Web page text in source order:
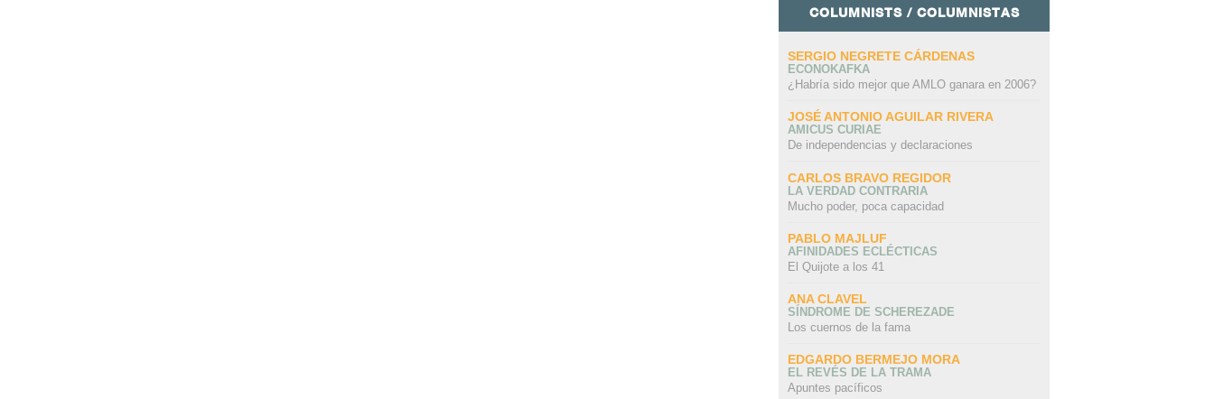
COLUMNISTS / COLUMNISTAS
SERGIO NEGRETE CÁRDENAS
ECONOKAFKA
¿Habría sido mejor que AMLO ganara en 2006?
JOSÉ ANTONIO AGUILAR RIVERA
AMICUS CURIAE
De independencias y declaraciones
CARLOS BRAVO REGIDOR
LA VERDAD CONTRARIA
Mucho poder, poca capacidad
PABLO MAJLUF
AFINIDADES ECLÉCTICAS
El Quijote a los 41
ANA CLAVEL
SÍNDROME DE SCHEREZADE
Los cuernos de la fama
EDGARDO BERMEJO MORA
EL REVÉS DE LA TRAMA
Apuntes pacíficos